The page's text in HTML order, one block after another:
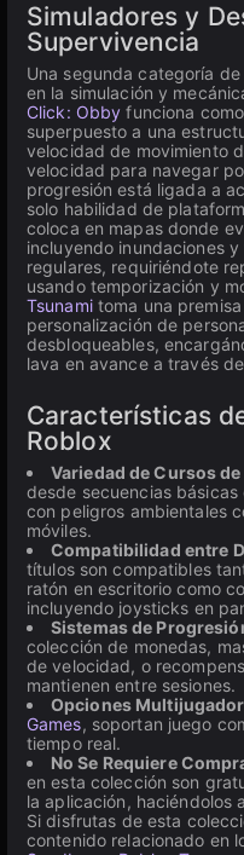
Simuladores y
Supervivencia
Una segunda categoría
en la simulación y
Click: Obby funciona
superpuesto a una
velocidad de movimiento
velocidad para navegar
progresión está ligada a
solo habilidad de
coloca en mapas donde
incluyendo inundaciones
regulares, requiriéndote
usando temporización y
Tsunamitoma una
personalización de
desbloqueables,
lava en avance a través
Características
Roblox
Variedad de Cursos
desde secuencias
con peligros ambientales
móviles.
Compatibilidad entre
títulos son compatibles
ratón en escritorio como
incluyendo joysticks en
Sistemas de
colección de monedas,
de velocidad, o
mantienen entre sesiones.
Opciones
Games, soportan juego
tiempo real.
No Se Requiere
en esta colección son
la aplicación, haciéndolos
Si disfrutas de esta
contenido relacionado en